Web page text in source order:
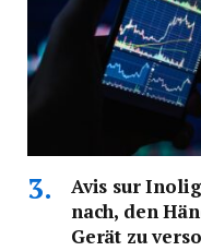
Avis sur
nach, den
Gerät zu